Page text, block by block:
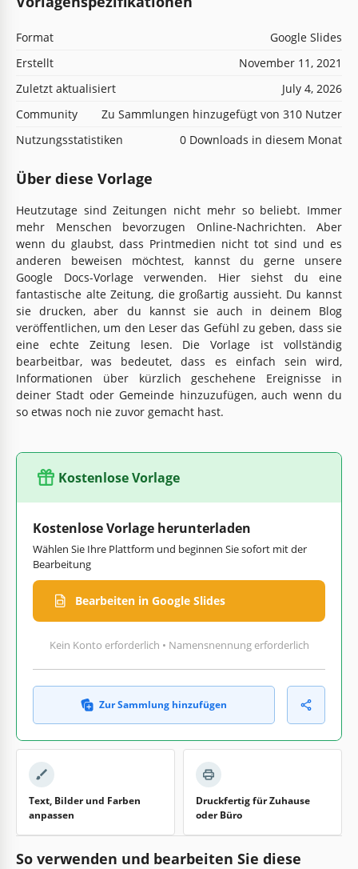
Format
Google Slides
Erstellt
November 11, 2021
Zuletzt aktualisiert
July 4, 2026
Community
Zu Sammlungen hinzugefügt von 310 Nutzer
Nutzungsstatistiken
0 Downloads in diesem Monat
Über diese Vorlage
Heutzutage sind Zeitungen nicht mehr so beliebt. Immer
mehr Menschen bevorzugen Online-Nachrichten. Aber
wenn du glaubst, dass Printmedien nicht tot sind und es
anderen beweisen möchtest, kannst du gerne unsere
Google Docs-Vorlage verwenden. Hier siehst du eine
fantastische alte Zeitung, die großartig aussieht. Du kannst
sie drucken, aber du kannst sie auch in deinem Blog
veröffentlichen, um den Leser das Gefühl zu geben, dass sie
eine echte Zeitung lesen. Die Vorlage ist vollständig
bearbeitbar, was bedeutet, dass es einfach sein wird,
Informationen über kürzlich geschehene Ereignisse in
deiner Stadt oder Gemeinde hinzuzufügen, auch wenn du
so etwas noch nie zuvor gemacht hast.
Kostenlose Vorlage
Kostenlose Vorlage herunterladen
Wählen Sie Ihre Plattform und beginnen Sie sofort mit der
Bearbeitung
Bearbeiten in Google Slides
Kein Konto erforderlich • Namensnennung erforderlich
Zur Sammlung hinzufügen
Text, Bilder und Farben
anpassen
Druckfertig für Zuhause
oder Büro
So verwenden und bearbeiten Sie diese